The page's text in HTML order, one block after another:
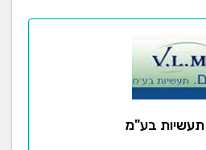
תעשיות בע"מ